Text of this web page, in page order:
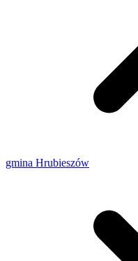
gmina Hrubieszów